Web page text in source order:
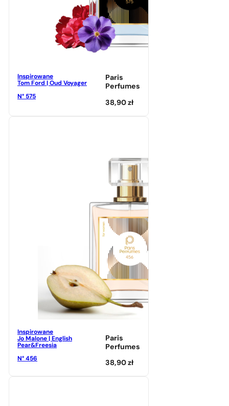
Inspirowane
Tom Ford | Oud Voyager
N° 575
Paris
Perfumes
38,90zł
Inspirowane
Jo Malone | English
Pear&Freesia
N° 456
Paris
Perfumes
38,90zł